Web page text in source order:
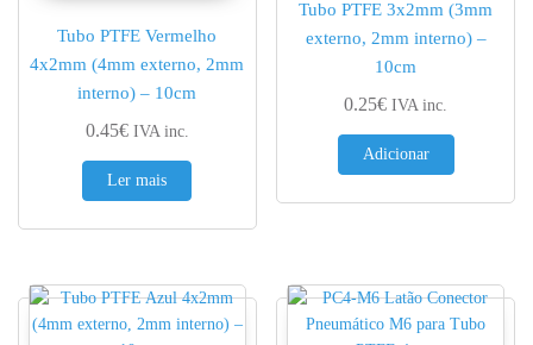
Tubo PTFE Vermelho
4x2mm (4mm externo, 2mm
interno) – 10cm
0.45€ IVA inc.
Ler mais
Tubo PTFE 3x2mm (3mm
externo, 2mm interno) –
10cm
0.25€ IVA inc.
Adicionar